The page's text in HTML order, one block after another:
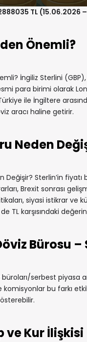
TL (15.06.2026
Önemli?
İngiliz Sterlini
resmi para birimi olarak
ile İngiltere
aracı haline getirir.
Neden
Değişir? Sterlin’in
Brexit sonrası
siyasi istikrar ve
TL karşısındaki
Bürosu –
serbest piyasa
komisyonlar bu farkı
ve Kur İlişkisi